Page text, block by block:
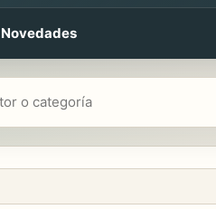
Novedades